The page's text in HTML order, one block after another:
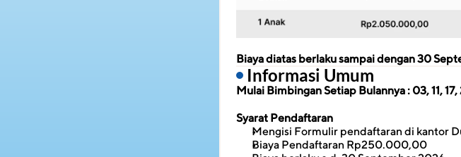
Biaya diatas berlaku sampai dengan 30
Informasi Umum
Mulai Bimbingan Setiap Bulannya : 03, 11, 17,
Syarat Pendaftaran
Mengisi Formulir pendaftaran di kantor
Biaya Pendaftaran Rp250.000,00